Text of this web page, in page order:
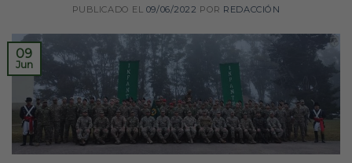
PUBLICADO EL 09/06/2022 POR REDACCIÓN
09
Jun